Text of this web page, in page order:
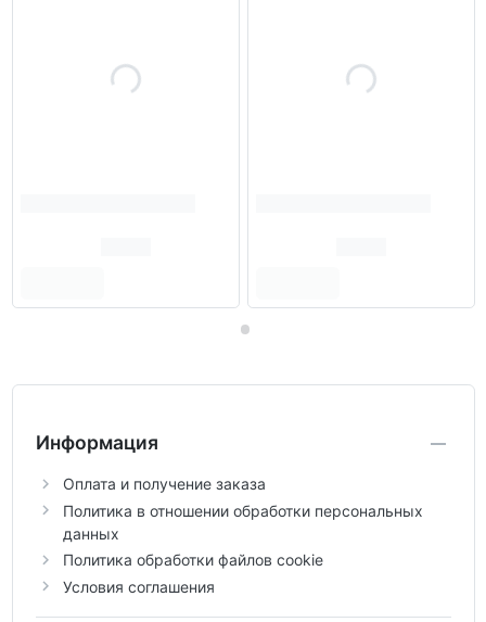
Информация
Оплата и получение заказа
Политика в отношении обработки персональных
данных
Политика обработки файлов cookie
Условия соглашения